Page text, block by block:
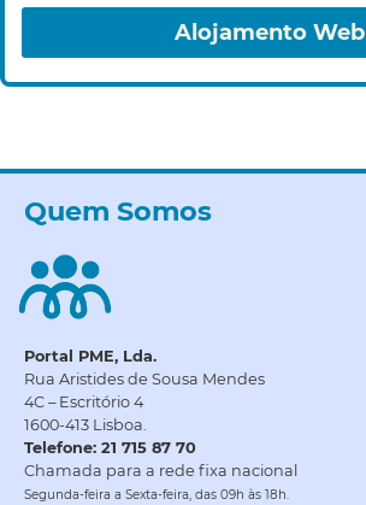
Alojamento Web
Quem Somos
Portal PME, Lda.
Rua Aristides de Sousa Mendes
4C – Escritório 4
1600-413 Lisboa.
Telefone: 21 715 87 70
Chamada para a rede fixa nacional
Segunda-feira a Sexta-feira, das 09h às 18h.